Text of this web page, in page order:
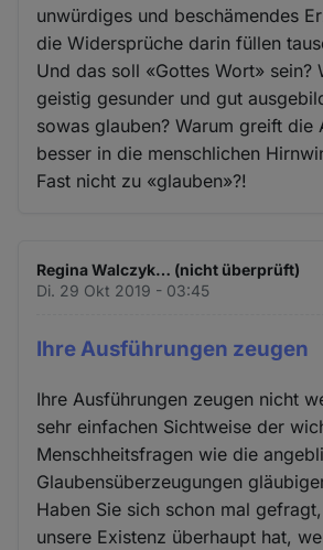
unwürdiges und beschämendes
die Widersprüche darin füllen
Und das soll «Gottes Wort» sein?
geistig gesunder und gut
sowas glauben? Warum greift die
besser in die menschlichen
Fast nicht zu «glauben»?!
Regina Walczyk… (nicht überprüft)
Di. 29 Okt 2019 - 03:45
Ihre Ausführungen zeugen
Ihre Ausführungen zeugen nicht
sehr einfachen Sichtweise der
Menschheitsfragen wie die
Glaubensüberzeugungen
Haben Sie sich schon mal
unsere Existenz überhaupt hat,